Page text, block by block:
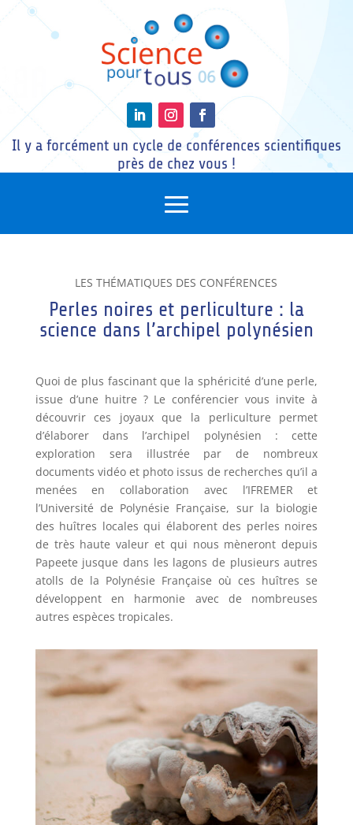
Il y a forcément un cycle de conférences scientifiques
près de chez vous !
LES THÉMATIQUES DES CONFÉRENCES
Perles noires et perliculture : la
science dans l’archipel polynésien
Quoi de plus fascinant que la sphéricité d’une perle,
issue d’une huitre ? Le conférencier vous invite à
découvrir ces joyaux que la perliculture permet
d’élaborer dans l’archipel polynésien : cette
exploration sera illustrée par de nombreux
documents vidéo et photo issus de recherches qu’il a
menées en collaboration avec l’IFREMER et
l’Université de Polynésie Française, sur la biologie
des huîtres locales qui élaborent des perles noires
de très haute valeur et qui nous mèneront depuis
Papeete jusque dans les lagons de plusieurs autres
atolls de la Polynésie Française où ces huîtres se
développent en harmonie avec de nombreuses
autres espèces tropicales.